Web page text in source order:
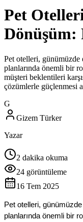
Pet
Dönüşüm:
Pet otelleri,
planlarında önemli bir
müşteri beklentileri
çözümlerle güçlenmesi
G
Gizem Türker
Yazar
2 dakika okuma
24 görüntüleme
16 Tem 2025
Pet otelleri,
planlarında önemli bir